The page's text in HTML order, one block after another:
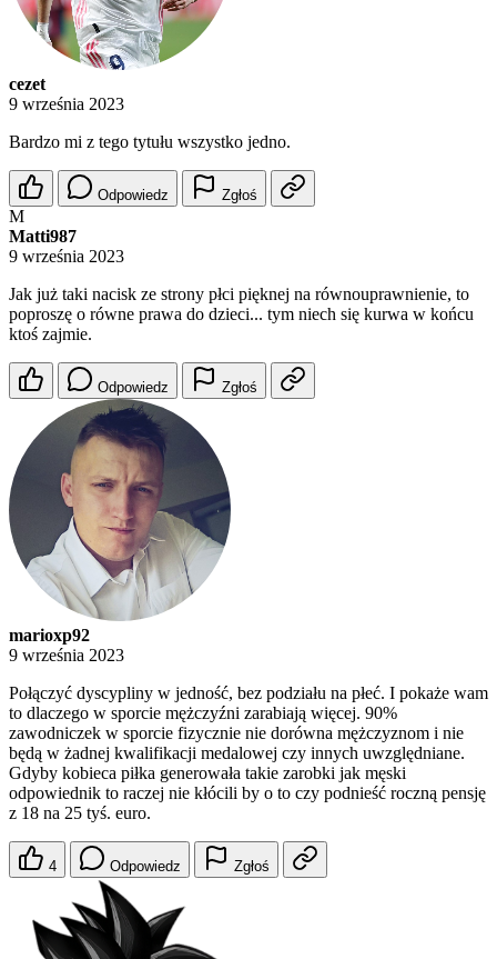
cezet
9 września 2023
Bardzo mi z tego tytułu wszystko jedno.
Odpowiedz Zgłoś
M
Matti987
9 września 2023
Jak już taki nacisk ze strony płci pięknej na równouprawnienie, to
poproszę o równe prawa do dzieci... tym niech się kurwa w końcu
ktoś zajmie.
Odpowiedz Zgłoś
marioxp92
9 września 2023
Połączyć dyscypliny w jedność, bez podziału na płeć. I pokaże wam
to dlaczego w sporcie mężczyźni zarabiają więcej. 90%
zawodniczek w sporcie fizycznie nie dorówna mężczyznom i nie
będą w żadnej kwalifikacji medalowej czy innych uwzględniane.
Gdyby kobieca piłka generowała takie zarobki jak męski
odpowiednik to raczej nie kłócili by o to czy podnieść roczną pensję
z 18 na 25 tyś. euro.
4 Odpowiedz Zgłoś